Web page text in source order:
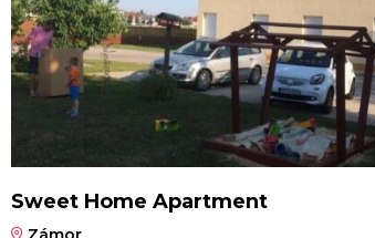
Sweet Home Apartment